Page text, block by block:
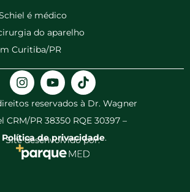
é médico
do aparelho
Curitiba/PR
reservados à Dr. Wagner
CRM/PR 38350 RQE 30397 –
Política de privacidade.
Site desenvolvido por: